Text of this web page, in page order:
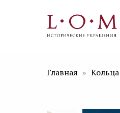
Главная Кольца